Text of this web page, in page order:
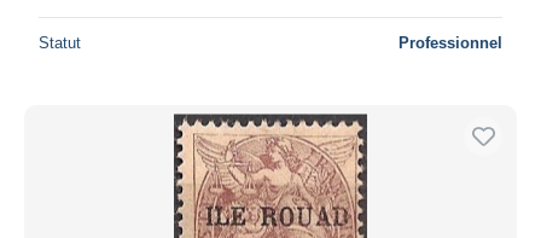
Statut Professionnel